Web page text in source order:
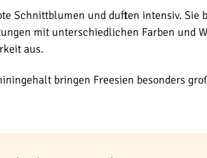
Schnittblumen und duften intensiv. Sie
mit unterschiedlichen Farben und
aus.
bringen Freesien besonders